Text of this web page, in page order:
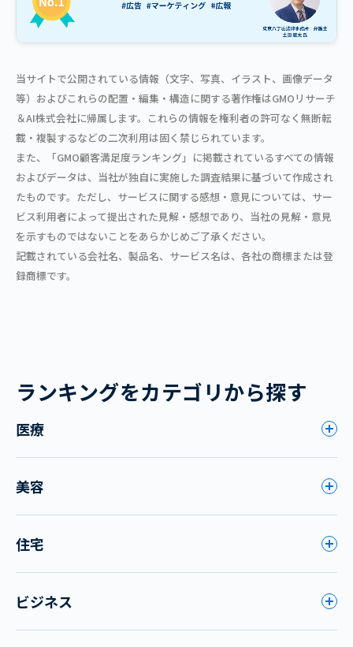
当サイトで公開されている情報（文字、写真、イラスト、画像データ
等）およびこれらの配置・編集・構造に関する著作権はGMOリサーチ
＆AI株式会社に帰属します。これらの情報を権利者の許可なく無断転
載・複製するなどの二次利用は固く禁じられています。
また、「GMO顧客満足度ランキング」に掲載されているすべての情報
およびデータは、当社が独自に実施した調査結果に基づいて作成され
たものです。ただし、サービスに関する感想・意見については、サー
ビス利用者によって提出された見解・感想であり、当社の見解・意見
を示すものではないことをあらかじめご了承ください。
記載されている会社名、製品名、サービス名は、各社の商標または登
録商標です。
ランキングをカテゴリから探す
医療
美容
住宅
ビジネス